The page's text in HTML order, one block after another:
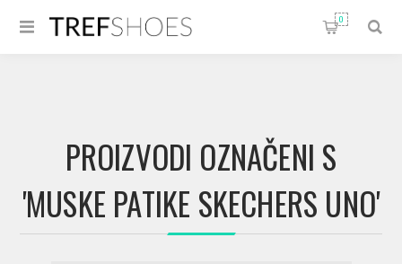
0
PROIZVODI OZNAČENI S
'MUSKE PATIKE SKECHERS UNO'